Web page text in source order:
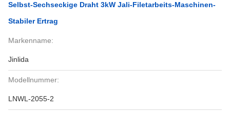
Selbst-Sechseckige Draht 3kW Jali-Filetarbeits-Maschinen-
Stabiler Ertrag
Markenname:
Jinlida
Modellnummer:
LNWL-2055-2